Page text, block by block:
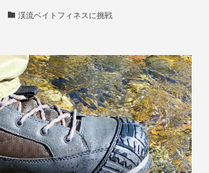
渓流ベイトフィネスに挑戦